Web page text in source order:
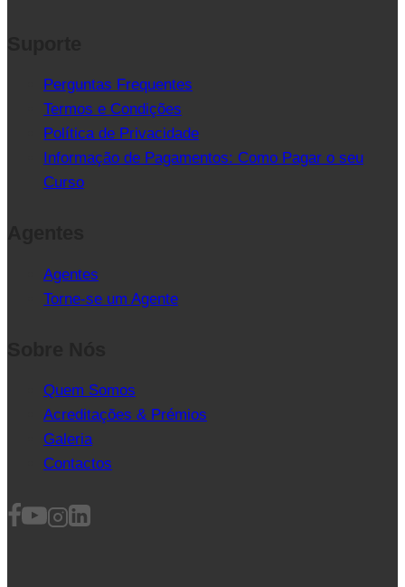
Perguntas Frequentes
Termos e Condições
Política de Privacidade
Informação de Pagamentos: Como Pagar o seu
Curso
Agentes
Torne-se um Agente
Quem Somos
Acreditações & Prémios
Galeria
Contactos